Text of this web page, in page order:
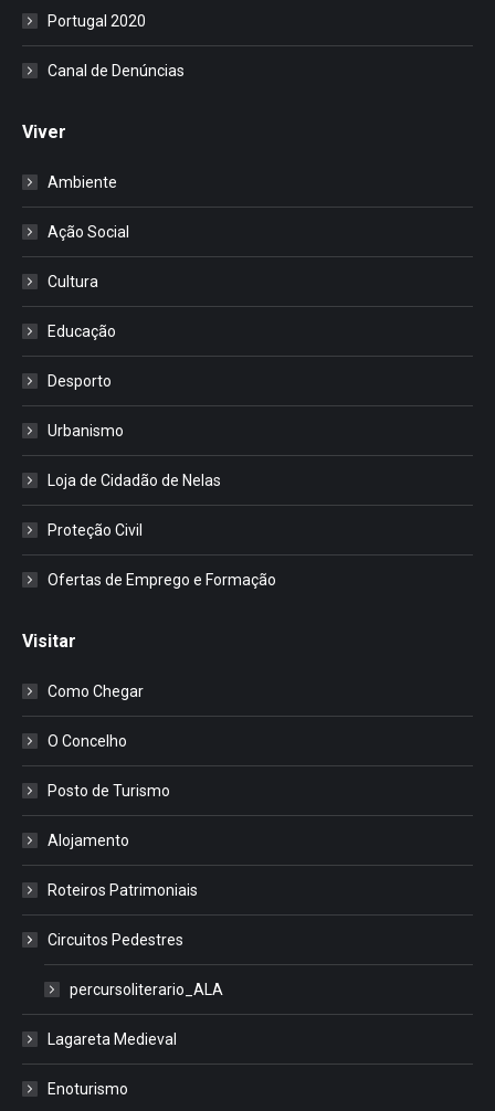
Portugal 2020
Canal de Denúncias
Viver
Ambiente
Ação Social
Cultura
Educação
Desporto
Urbanismo
Loja de Cidadão de Nelas
Proteção Civil
Ofertas de Emprego e Formação
Visitar
Como Chegar
O Concelho
Posto de Turismo
Alojamento
Roteiros Patrimoniais
Circuitos Pedestres
percursoliterario_ALA
Lagareta Medieval
Enoturismo